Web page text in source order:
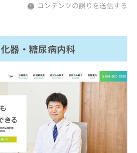
コンテンツの誤りを送信する
器・糖尿病内科